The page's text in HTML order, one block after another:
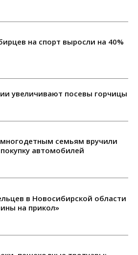
на спорт выросли на 40%
увеличивают посевы горчицы
семьям вручили
автомобилей
в Новосибирской области
на прикол»